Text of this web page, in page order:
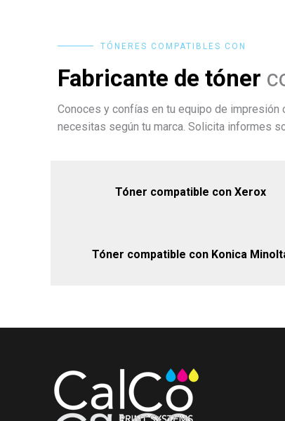
TÓNERES COMPATIBLES CON
Fabricante de tóner
Conoces y confías en tu equipo de
necesitas según tu marca. Solicita informes
Tóner compatible con Xerox
Tóner compatible con Konica